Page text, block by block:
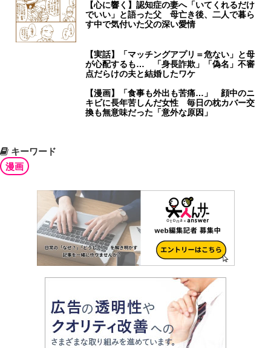
【心に響く】認知症の妻へ「いてくれるだけ
でいい」と語った父 母亡き後、二人で暮ら
す中で気付いた父の深い愛情
【実話】「マッチングアプリ＝危ない」と母
が心配するも… 「身長詐欺」「偽名」不審
点だらけの夫と結婚したワケ
【漫画】「食事も外出も苦痛…」 顔中のニ
キビに長年苦しんだ女性 毎日の枕カバー交
換も無意味だった「意外な原因」
キーワード
漫画